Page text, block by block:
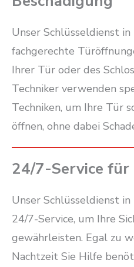
Unser Schlüsseldienst
fachgerechte
Ihrer Tür oder des
Techniker verwenden
Techniken, um Ihre Tür
öffnen, ohne dabei
24/7-Service
Unser Schlüsseldienst
24/7-Service, um Ihre
gewährleisten. Egal zu
Nachtzeit Sie Hilfe